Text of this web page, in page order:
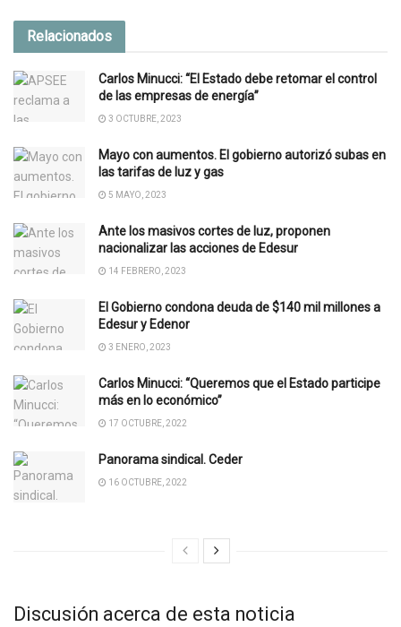
Relacionados
Carlos Minucci: “El Estado debe retomar el control
de las empresas de energía”
3 OCTUBRE, 2023
Mayo con aumentos. El gobierno autorizó subas en
las tarifas de luz y gas
5 MAYO, 2023
Ante los masivos cortes de luz, proponen
nacionalizar las acciones de Edesur
14 FEBRERO, 2023
El Gobierno condona deuda de $140 mil millones a
Edesur y Edenor
3 ENERO, 2023
Carlos Minucci: “Queremos que el Estado participe
más en lo económico”
17 OCTUBRE, 2022
Panorama sindical. Ceder
16 OCTUBRE, 2022
Discusión acerca de esta noticia